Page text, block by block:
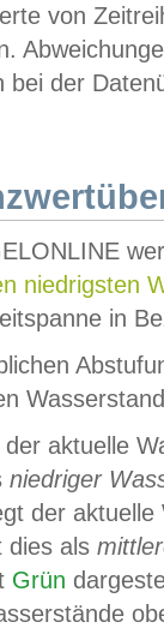
von
bei der
niedrigsten
in
der aktuelle
niedriger
der
dies als
Grün